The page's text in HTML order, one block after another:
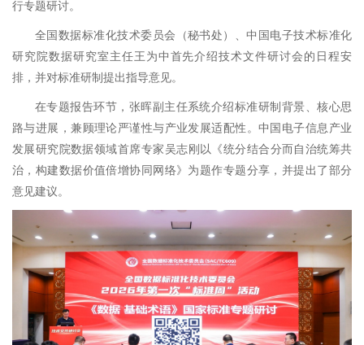
行专题研讨。
全国数据标准化技术委员会（秘书处）、中国电子技术标准化
研究院数据研究室主任王为中首先介绍技术文件研讨会的日程安
排，并对标准研制提出指导意见。
在专题报告环节，张晖副主任系统介绍标准研制背景、核心思
路与进展，兼顾理论严谨性与产业发展适配性。中国电子信息产业
发展研究院数据领域首席专家‌吴志刚以《统分结合分而自治统筹共
治，构建数据价值倍增协同网络》为题作专题分享，并提出了部分
意见建议。